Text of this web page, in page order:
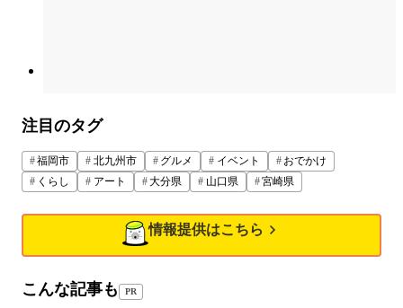
注目のタグ
福岡市 北九州市 グルメ イベント
おでかけ
くらし
アート 大分県 山口県 宮崎県
情報提供はこちら
こんな記事も PR